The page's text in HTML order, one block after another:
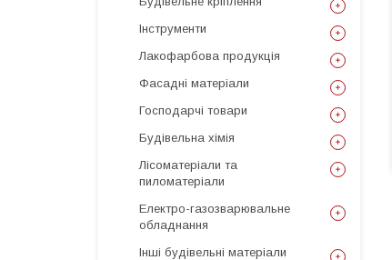
Інструменти
Лакофарбова продукція
Фасадні матеріали
Господарчі товари
Будівельна хімія
Лісоматеріали та
пиломатеріали
Електро-газозварювальне
обладнання
Інші будівельні матеріали